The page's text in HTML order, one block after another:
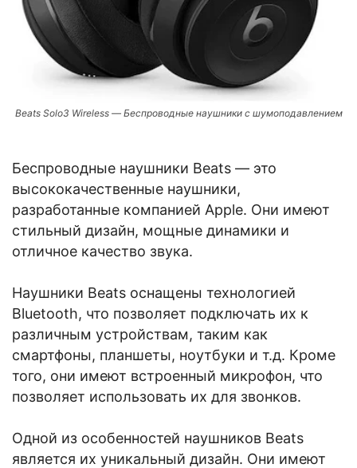
Beats Solo3 Wireless — Беспроводные наушники с шумоподавлением
Беспроводные наушники Beats — это
высококачественные наушники,
разработанные компанией Apple. Они имеют
стильный дизайн, мощные динамики и
отличное качество звука.
Наушники Beats оснащены технологией
Bluetooth, что позволяет подключать их к
различным устройствам, таким как
смартфоны, планшеты, ноутбуки и т.д. Кроме
того, они имеют встроенный микрофон, что
позволяет использовать их для звонков.
Одной из особенностей наушников Beats
является их уникальный дизайн. Они имеют